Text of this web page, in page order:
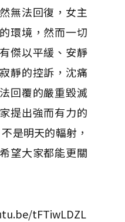
無法回復，女主
環境，然而一切
傑以平緩、安靜
靜的控訴，沈痛
回覆的嚴重毀滅
提出強而有力的
是明天的輻射，
望大家都能更關
tFTiwLDZL